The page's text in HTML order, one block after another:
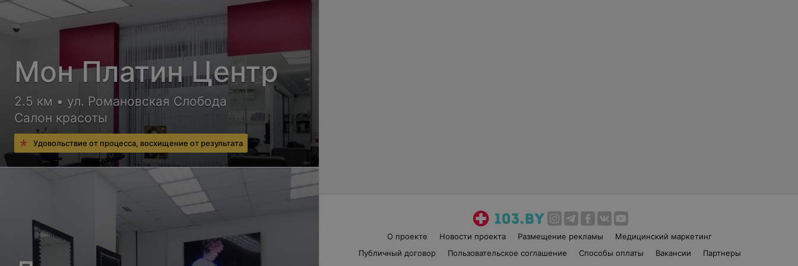
О проекте Новости проекта Размещение рекламы
Медицинский маркетинг
Публичный договор
Пользовательское соглашение Способы оплаты Вакансии
Партнеры
Мон Платин Центр
2.5 км • ул. Романовская Слобода
Салон красоты
Удовольствие от процесса, восхищение от результата